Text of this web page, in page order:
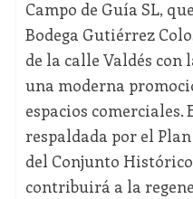
Campo de Guía SL,
Bodega Gutiérrez
de la calle Valdés con
una moderna
espacios
respaldada por el
del Conjunto
contribuirá a la